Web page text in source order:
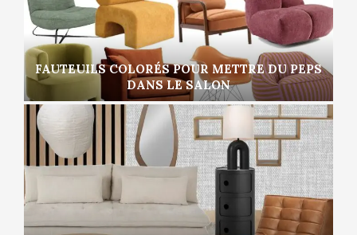
FAUTEUILS COLORÉS POUR METTRE DU PEPS
DANS LE SALON